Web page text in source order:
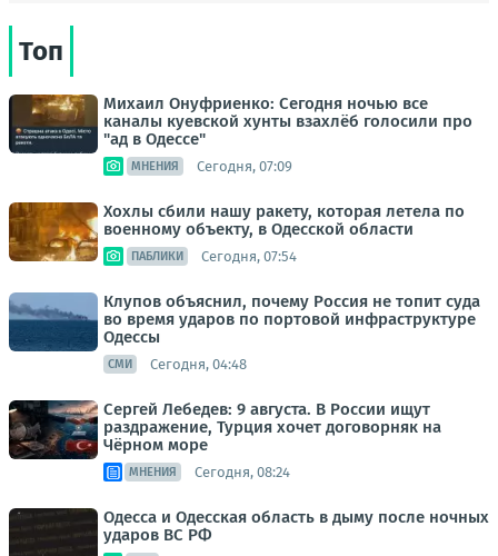
Топ
Михаил Онуфриенко: Сегодня ночью все
каналы куевской хунты взахлёб голосили про
"ад в Одессе"
МНЕНИЯ Сегодня, 07:09
Хохлы сбили нашу ракету, которая летела по
военному объекту, в Одесской области
ПАБЛИКИ Сегодня, 07:54
Клупов объяснил, почему Россия не топит суда
во время ударов по портовой инфраструктуре
Одессы
СМИ Сегодня, 04:48
Сергей Лебедев: 9 августа. В России ищут
раздражение, Турция хочет договорняк на
Чёрном море
МНЕНИЯ Сегодня, 08:24
Одесса и Одесская область в дыму после ночных
ударов ВС РФ